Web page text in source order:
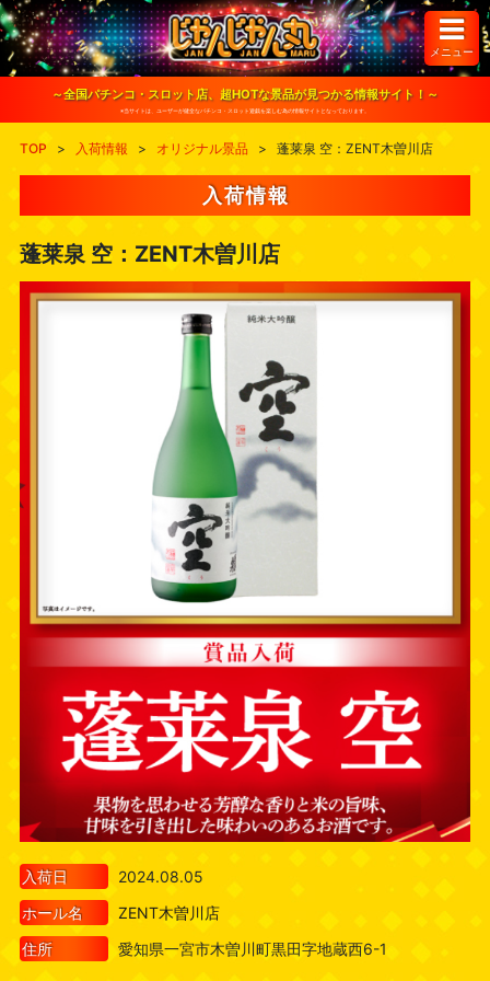
S
k
i
o
メニュー
～全国パチンコ・スロット店、超HOTな景品が見つかる情報サイト！～
※当サイトは、ユーザーが健全なパチンコ・スロット遊戯を楽しむ為の情報サイトとなっております。
TOP > 入荷情報 > オリジナル景品 > 蓬莱泉 空：ZENT木曽川店
入荷情報
蓬莱泉 空：ZENT木曽川店
入荷日
2024.08.05
ホール名
ZENT木曽川店
住所
愛知県一宮市木曽川町黒田字地蔵西6-1